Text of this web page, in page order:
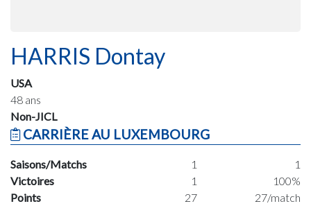
HARRIS Dontay
USA
48 ans
Non-JICL
CARRIÈRE AU LUXEMBOURG
Saisons/Matchs 1
1
Victoires
1
100%
Points
27
27/match